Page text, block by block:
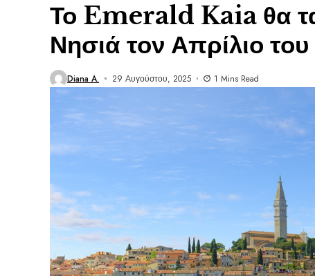
Το Emerald Kaia θα
Νησιά τον Απρίλιο
Diana A. 29 Αυγούστου, 2025 1 Mins Read